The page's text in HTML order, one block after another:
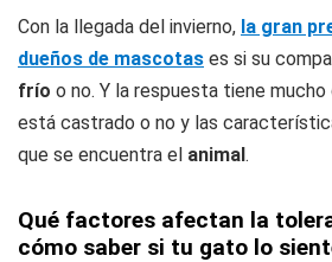
Con la llegada del invierno, la gran
dueños de mascotas es si su
frío o no. Y la respuesta tiene mucho
está castrado o no y las
que se encuentra el animal.
Qué factores afectan la
cómo saber si tu gato lo